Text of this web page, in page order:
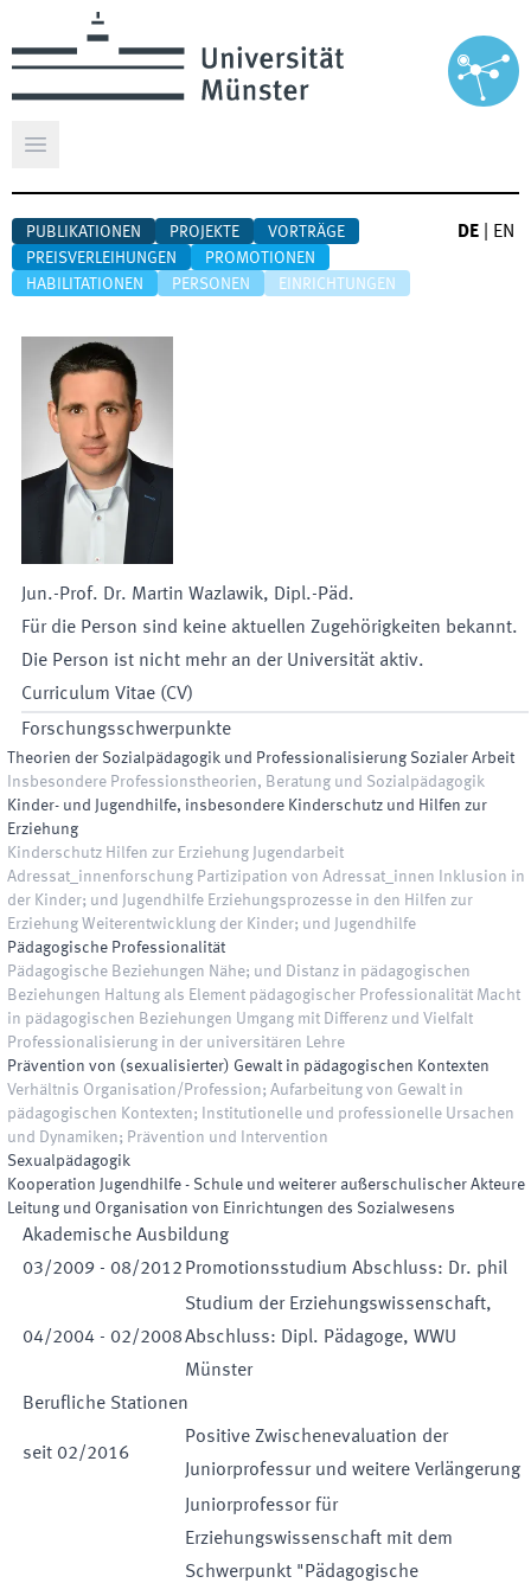
Hauptmenü öffnen
PUBLIKATIONEN PROJEKTE
VORTRÄGE
PREISVERLEIHUNGEN
PROMOTIONEN
HABILITATIONEN
PERSONEN EINRICHTUNGEN
DE EN
Jun.-Prof. Dr. Martin Wazlawik, Dipl.-Päd.
Für die Person sind keine aktuellen Zugehörigkeiten bekannt.
Die Person ist nicht mehr an der Universität aktiv.
Curriculum Vitae (CV)
Forschungsschwerpunkte
Theorien der Sozialpädagogik und Professionalisierung Sozialer Arbeit
Insbesondere Professionstheorien, Beratung und Sozialpädagogik
Kinder- und Jugendhilfe, insbesondere Kinderschutz und Hilfen zur
Erziehung
Kinderschutz Hilfen zur Erziehung Jugendarbeit
Adressat_innenforschung Partizipation von Adressat_innen Inklusion in
der Kinder; und Jugendhilfe Erziehungsprozesse in den Hilfen zur
Erziehung Weiterentwicklung der Kinder; und Jugendhilfe
Pädagogische Professionalität
Pädagogische Beziehungen Nähe; und Distanz in pädagogischen
Beziehungen Haltung als Element pädagogischer Professionalität Macht
in pädagogischen Beziehungen Umgang mit Differenz und Vielfalt
Professionalisierung in der universitären Lehre
Prävention von (sexualisierter) Gewalt in pädagogischen Kontexten
Verhältnis Organisation/Profession; Aufarbeitung von Gewalt in
pädagogischen Kontexten; Institutionelle und professionelle Ursachen
und Dynamiken; Prävention und Intervention
Sexualpädagogik
Kooperation Jugendhilfe - Schule und weiterer außerschulischer Akteure
Leitung und Organisation von Einrichtungen des Sozialwesens
Akademische Ausbildung
03/2009 - 08/2012 Promotionsstudium Abschluss: Dr. phil
04/2004 - 02/2008
Studium der Erziehungswissenschaft,
Abschluss: Dipl. Pädagoge, WWU
Münster
Berufliche Stationen
seit 02/2016
Positive Zwischenevaluation der
Juniorprofessur und weitere Verlängerung
Juniorprofessor für
Erziehungswissenschaft mit dem
Schwerpunkt "Pädagogische